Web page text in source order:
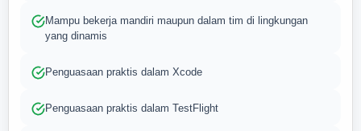
Mampu bekerja mandiri maupun dalam tim di lingkungan
yang dinamis
Penguasaan praktis dalam Xcode
Penguasaan praktis dalam TestFlight